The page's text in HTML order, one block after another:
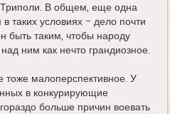
Триполи. В общем, еще одна
таких условиях - дело почти
быть таким, чтобы народу
ним как нечто грандиозное.
тоже малоперспективное. У
в конкурирующие
больше причин воевать